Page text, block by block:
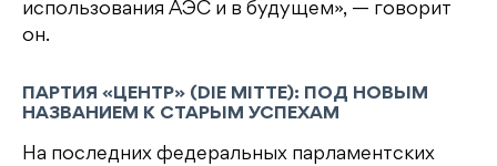
использования АЭС и в будущем», — говорит
он.
ПАРТИЯ «ЦЕНТР» (DIE MITTE): ПОД НОВЫМ
НАЗВАНИЕМ К СТАРЫМ УСПЕХАМ
На последних федеральных парламентских